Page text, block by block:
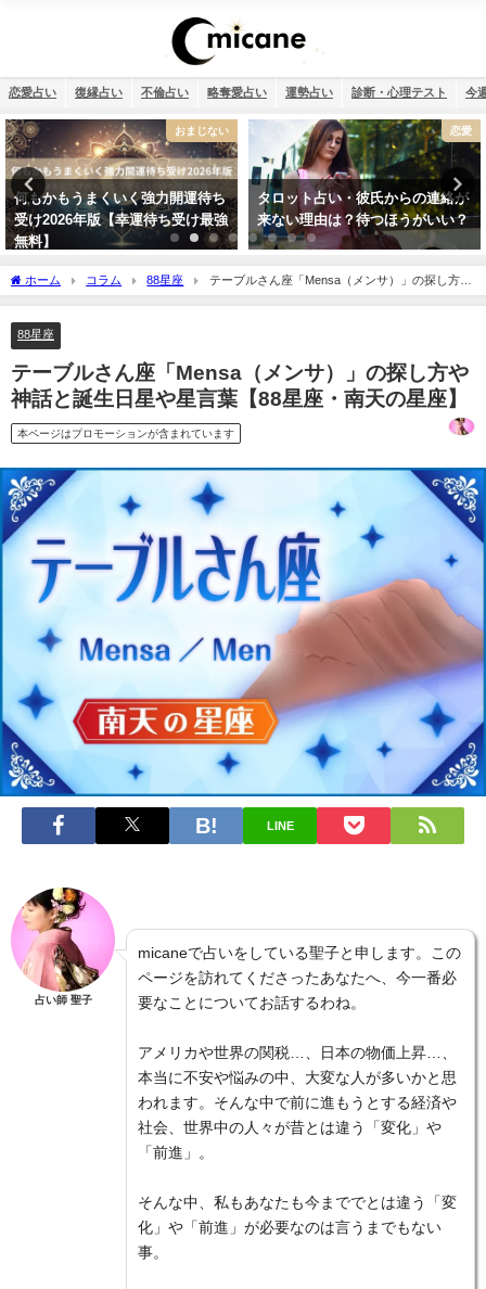
恋愛占い 復縁占い 不倫占い 略奪愛占い 運勢占い 診断・心理テスト 今
恋愛
タロット占い・彼氏からの連絡が
来ない理由は？待つほうがいい？
12星座
【2026年】12星座別の運勢まとめ
ホーム コラム 88星座
テーブルさん座「Mensa（メンサ）」の探し方や
神話と誕生日星や星言葉【88星座・南天の星座】
88星座
テーブルさん座「Mensa（メンサ）」の探し方や
神話と誕生日星や星言葉【88星座・南天の星座】
本ページはプロモーションが含まれています
LINE
占い師 聖子
micaneで占いをしている聖子と申します。この
ページを訪れてくださったあなたへ、今一番必
要なことについてお話するわね。
アメリカや世界の関税…、日本の物価上昇…、
本当に不安や悩みの中、大変な人が多いかと思
われます。そんな中で前に進もうとする経済や
社会、世界中の人々が昔とは違う「変化」や
「前進」。
そんな中、私もあなたも今まででとは違う「変
化」や「前進」が必要なのは言うまでもない
事。